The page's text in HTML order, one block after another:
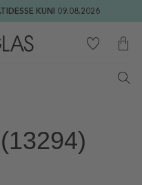
KUNI 09.08.2026
(13294)